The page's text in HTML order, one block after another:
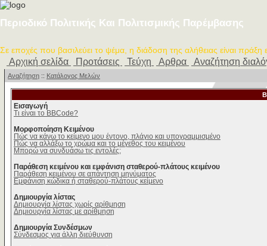
Περιοδικό Πολιτικής Και Πολιτισμικής Παρέμβασης
Σε εποχές που βασιλεύει το ψέμα, η διάδοση της αλήθειας είναι πράξη
Αρχική σελίδα Προτάσεις Τεύχη Αρθρα Αναζήτηση
Αναζήτηση :: Κατάλογος Μελών
Εισαγωγή
Τι είναι το BBCode?
Μορφοποίηση Κειμένου
Πώς να κάνω το κείμενο μου έντονο, πλάγιο και υπογραμμισμένο
Πώς να αλλάξω το χρώμα και το μέγεθος του κειμένου
Μπορώ να συνδυάσω τις εντολές;
Παράθεση κειμένου και εμφάνιση σταθερού-πλάτους κειμένου
Παράθεση κειμένου σε απάντηση μηνύματος
Εμφάνιση κώδικα ή σταθερού-πλάτους κείμενο
Δημιουργία λίστας
Δημιουργία λίστας χωρίς αρίθμηση
Δημιουργία λίστας με αρίθμηση
Δημιουργία Συνδέσμων
Σύνδεσμος για άλλη διεύθυνση